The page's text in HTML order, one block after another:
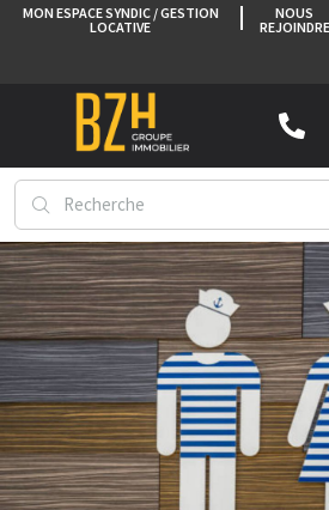
MON ESPACE SYNDIC / GESTION
LOCATIVE
NOUS
REJOINDRE